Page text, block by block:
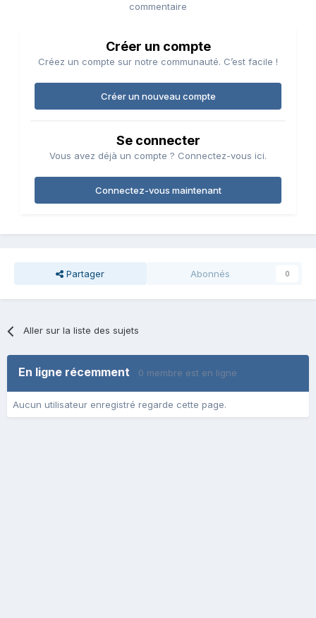
commentaire
Créer un compte
Créez un compte sur notre communauté. C’est facile !
Créer un nouveau compte
Se connecter
Vous avez déjà un compte ? Connectez-vous ici.
Connectez-vous maintenant
Partager Abonnés 0
Aller sur la liste des sujets
En ligne récemment 0 membre est en ligne
Aucun utilisateur enregistré regarde cette page.